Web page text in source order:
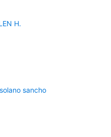
H.
sancho